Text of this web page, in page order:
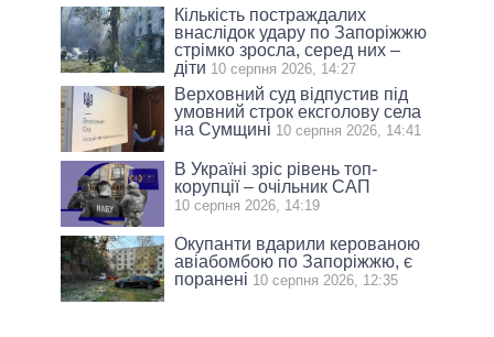
Кількість постраждалих
внаслідок удару по Запоріжжю
стрімко зросла, серед них –
діти 10 серпня 2026, 14:27
Верховний суд відпустив під
умовний строк ексголову села
на Сумщині 10 серпня 2026, 14:41
В Україні зріс рівень топ-
корупції – очільник САП
10 серпня 2026, 14:19
Окупанти вдарили керованою
авіабомбою по Запоріжжю, є
поранені 10 серпня 2026, 12:35